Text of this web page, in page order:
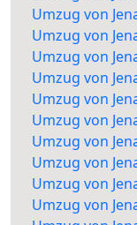
Umzug von
Umzug von
Umzug von
Umzug von
Umzug von
Umzug von
Umzug von
Umzug von
Umzug von
Umzug von